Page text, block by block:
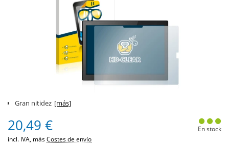
Gran nitidez [más]
20,49 €
incl. IVA, másCostes de envío
En stock